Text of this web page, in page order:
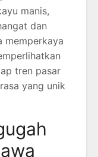
manis,
dan
memperkaya
tren pasar
yang unik